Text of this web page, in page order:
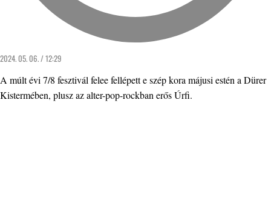
2024. 05. 06. / 12:29
A múlt évi 7/8 fesztivál felee fellépett e szép kora májusi estén a Dürer
Kistermében, plusz az alter-pop-rockban erős Úrfi.